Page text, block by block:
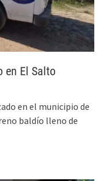
en El Salto
en el municipio de
baldío lleno de